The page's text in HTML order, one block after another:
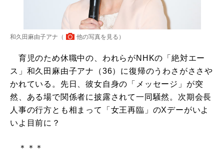
和久田麻由子アナ（ 他の写真を見る ）
育児のため休職中の、われらがNHKの「絶対エー
ス」和久田麻由子アナ（36）に復帰のうわさがささや
かれている。先日、彼女自身の「メッセージ」が突
然、ある場で関係者に披露されて一同騒然。次期会長
人事の行方とも相まって「女王再臨」のXデーがいよ
いよ目前に？
＊＊＊